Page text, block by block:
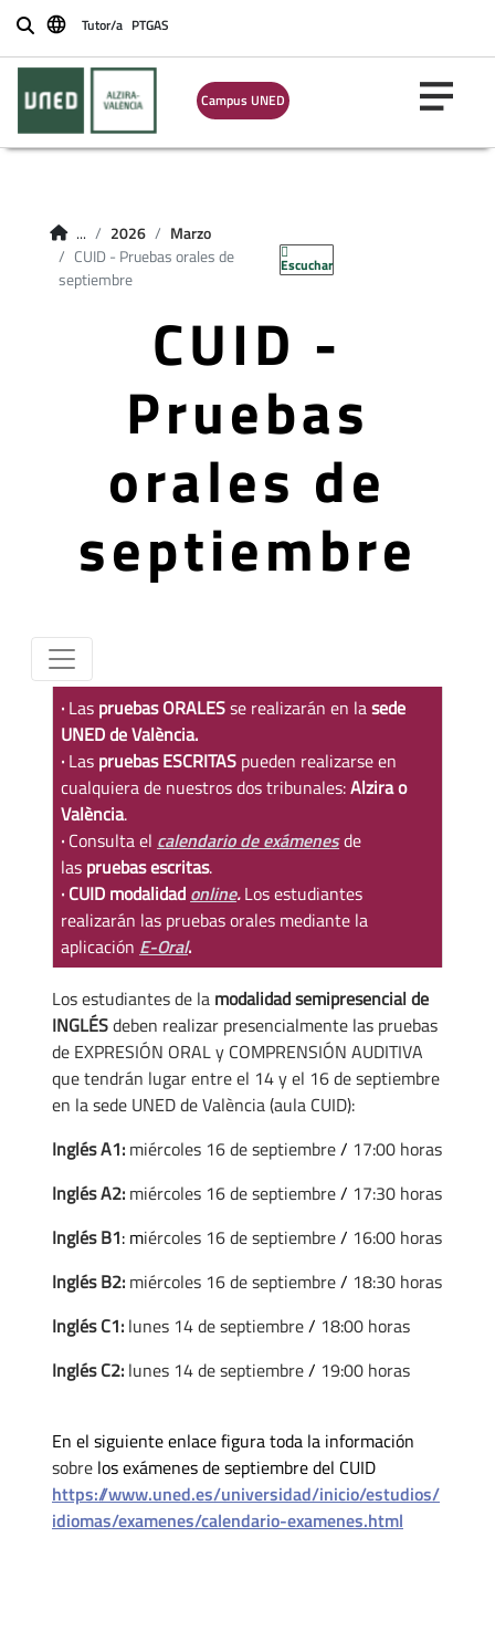
Buscar
Tutor/a PTGAS
Campus UNED
... 2026
Marzo
CUID - Pruebas orales de
septiembre
Escuchar
CUID -
Pruebas
orales de
septiembre
· Las pruebas ORALESse realizarán en lasede
UNED de València.
· Las pruebas ESCRITAS pueden realizarse en
cualquiera de nuestros dos tribunales:Alzira o
València.
· Consulta el calendario de exámenesde
las pruebas escritas.
· CUID modalidad online. Los estudiantes
realizarán las pruebas orales mediante la
aplicación E-Oral.
Los estudiantes de la modalidad semipresencial de
INGLÉSdeben realizar presencialmente las pruebas
de EXPRESIÓN ORAL y COMPRENSIÓN AUDITIVA
que tendrán lugar entre el 14 y el 16 de septiembre
en la sede UNED de València (aula CUID):
Inglés A1: miércoles 16 de septiembre/ 17:00 horas
Inglés A2: miércoles 16 de septiembre/ 17:30 horas
Inglés B1: miércoles 16 de septiembre/ 16:00 horas
Inglés B2: miércoles 16 de septiembre/ 18:30 horas
Inglés C1: lunes 14 de septiembre/ 18:00 horas
Inglés C2: lunes 14 de septiembre/ 19:00 horas
En el siguiente enlace figura toda la información
sobre los exámenes de septiembre del CUID
https://www.uned.es/universidad/inicio/estudios/
idiomas/examenes/calendario-examenes.html